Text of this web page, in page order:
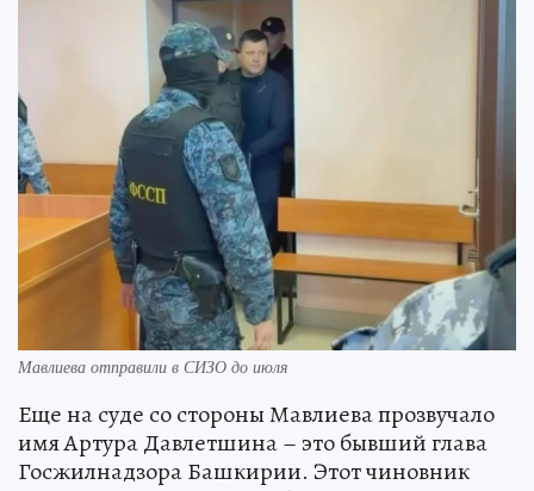
Мавлиева отправили в СИЗО до июля
Еще на суде со стороны Мавлиева прозвучало
имя Артура Давлетшина – это бывший глава
Госжилнадзора Башкирии. Этот чиновник